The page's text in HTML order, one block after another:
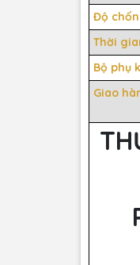
Độ
Thời
Bộ phụ
Giao